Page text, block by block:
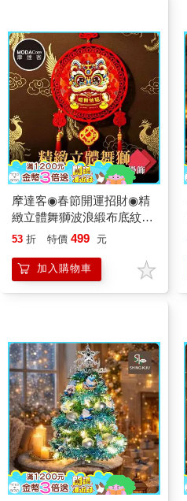
摩達客◉春節開運招財◉精
緻立體舞獅波浪緞布底紋原
木流蘇吊飾掛飾
53 折 特價 499 元
加入購物車